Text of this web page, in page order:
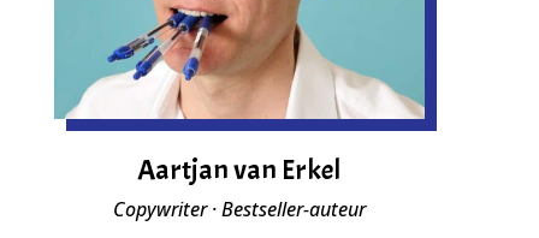
Aartjan van Erkel
Copywriter · Bestseller-auteur